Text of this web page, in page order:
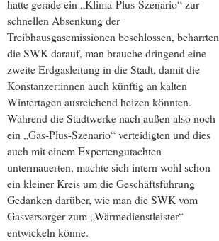
hatte gerade ein „Klima-Plus-Szenario“ zur
schnellen Absenkung der
Treibhausgasemissionen beschlossen, beharrten
die SWK darauf, man brauche dringend eine
zweite Erdgasleitung in die Stadt, damit die
Konstanzer:innen auch künftig an kalten
Wintertagen ausreichend heizen könnten.
Während die Stadtwerke nach außen also noch
ein „Gas-Plus-Szenario“ verteidigten und dies
auch mit einem Expertengutachten
untermauerten, machte sich intern wohl schon
ein kleiner Kreis um die Geschäftsführung
Gedanken darüber, wie man die SWK vom
Gasversorger zum „Wärmedienstleister“
entwickeln könne.